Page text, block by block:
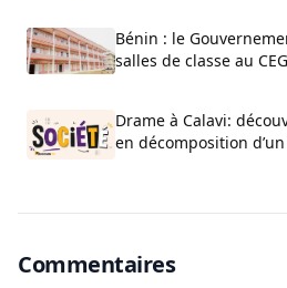
Bénin : le
salles de classe au
Drame à Calavi:
en décomposition
Commentaires